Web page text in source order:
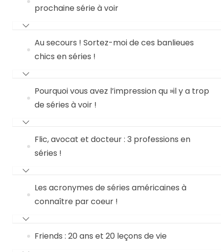
prochaine série à voir
Au secours ! Sortez-moi de ces banlieues
chics en séries !
Pourquoi vous avez l’impression qu »il y a trop
de séries à voir !
Flic, avocat et docteur : 3 professions en
séries !
Les acronymes de séries américaines à
connaître par coeur !
Friends : 20 ans et 20 leçons de vie